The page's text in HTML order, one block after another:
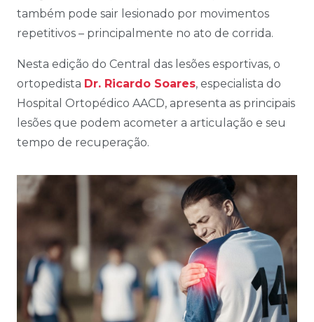
também pode sair lesionado por movimentos
repetitivos – principalmente no ato de corrida.
Nesta edição do Central das lesões esportivas, o
ortopedista Dr. Ricardo Soares, especialista do
Hospital Ortopédico AACD, apresenta as principais
lesões que podem acometer a articulação e seu
tempo de recuperação.